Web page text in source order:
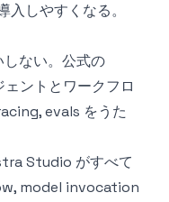
しやすくなる。
ない。公式の
ントとワークフロ
evals をうた
Studio がすべて
model invocation